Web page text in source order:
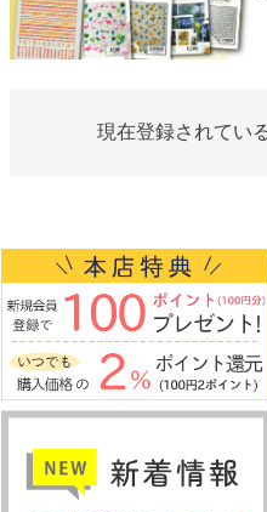
現在登録されてい